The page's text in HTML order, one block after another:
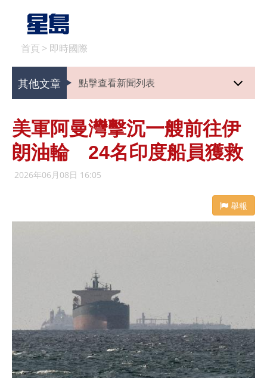
首頁 > 即時國際
其他文章 點擊查看新聞列表
美軍阿曼灣擊沉一艘前往伊
朗油輪 24名印度船員獲救
2026年06月08日 16:05
舉報